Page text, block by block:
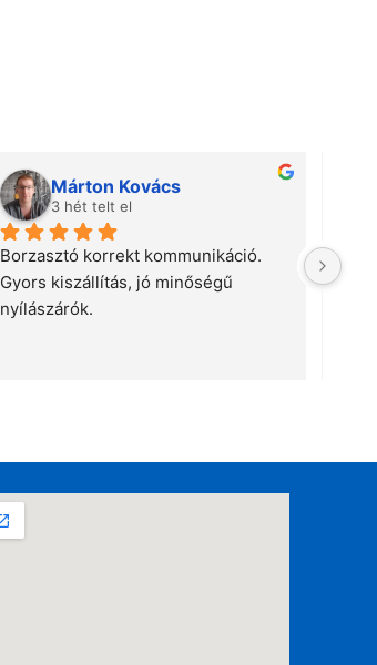
Márton Kovács
3 hét telt el
Borzasztó korrekt kommunikáció.
Gyors kiszállítás, jó minőségű
nyílászárók.